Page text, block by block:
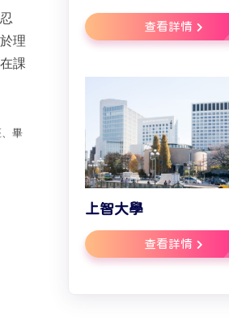
理
課
畢
查看詳情
上智大學
查看詳情